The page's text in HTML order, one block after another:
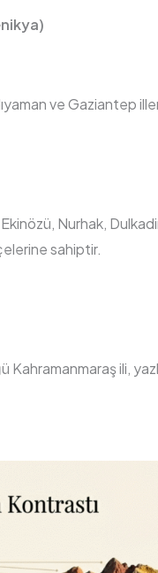
ve Gaziantep
Nurhak,
sahiptir.
ili,